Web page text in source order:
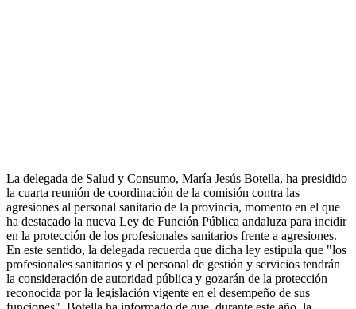
La delegada de Salud y Consumo, María Jesús Botella, ha presidido
la cuarta reunión de coordinación de la comisión contra las
agresiones al personal sanitario de la provincia, momento en el que
ha destacado la nueva Ley de Función Pública andaluza para incidir
en la protección de los profesionales sanitarios frente a agresiones.
En este sentido, la delegada recuerda que dicha ley estipula que "los
profesionales sanitarios y el personal de gestión y servicios tendrán
la consideración de autoridad pública y gozarán de la protección
reconocida por la legislación vigente en el desempeño de sus